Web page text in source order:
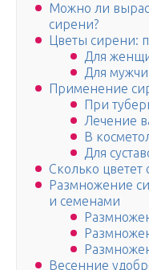
Можно ли
сирени?
Цветы сирени:
Для
Для
Применение
При
Лечение
В
Для
Сколько
Размножение
и семенами
Весенние